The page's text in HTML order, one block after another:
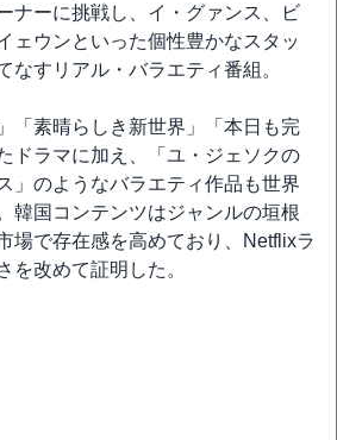
ナーに挑戦し、イ・グァンス、ビ
ェウンといった個性豊かなスタッ
なすリアル・バラエティ番組。
「素晴らしき新世界」「本日も完
ドラマに加え、「ユ・ジェソクの
」のようなバラエティ作品も世界
韓国コンテンツはジャンルの垣根
場で存在感を高めており、Netflixラ
を改めて証明した。